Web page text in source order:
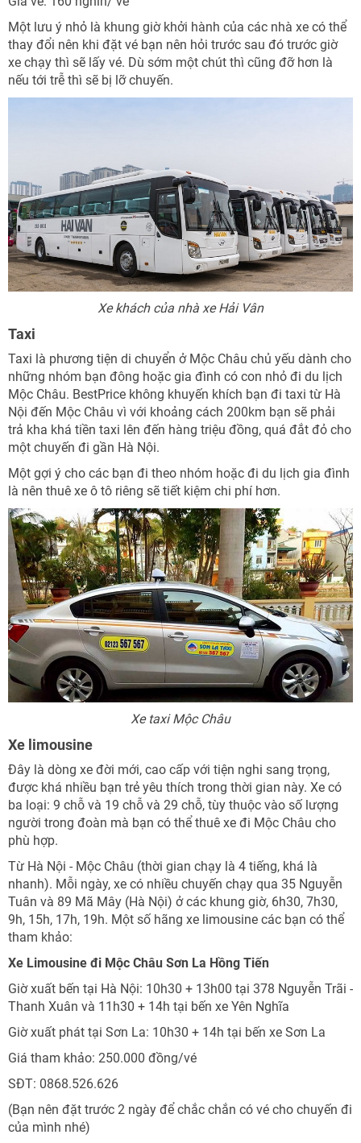
Một lưu ý nhỏ là khung giờ khởi hành của các nhà xe có thể
thay đổi nên khi đặt vé bạn nên hỏi trước sau đó trước giờ
xe chạy thì sẽ lấy vé. Dù sớm một chút thì cũng đỡ hơn là
nếu tới trễ thì sẽ bị lỡ chuyến.
Xe khách của nhà xe Hải Vân
Taxi
Taxi là phương tiện di chuyển ở Mộc Châu chủ yếu dành cho
những nhóm bạn đông hoặc gia đình có con nhỏ đi du lịch
Mộc Châu. BestPrice không khuyến khích bạn đi taxi từ Hà
Nội đến Mộc Châu vì với khoảng cách 200km bạn sẽ phải
trả kha khá tiền taxi lên đến hàng triệu đồng, quá đắt đỏ cho
một chuyến đi gần Hà Nội.
Một gợi ý cho các bạn đi theo nhóm hoặc đi du lịch gia đình
là nên thuê xe ô tô riêng sẽ tiết kiệm chi phí hơn.
Xe taxi Mộc Châu
Xe limousine
Đây là dòng xe đời mới, cao cấp với tiện nghi sang trọng,
được khá nhiều bạn trẻ yêu thích trong thời gian này. Xe có
ba loại: 9 chỗ và 19 chỗ và 29 chỗ, tùy thuộc vào số lượng
người trong đoàn mà bạn có thể thuê xe đi Mộc Châu cho
phù hợp.
Từ Hà Nội - Mộc Châu (thời gian chạy là 4 tiếng, khá là
nhanh). Mỗi ngày, xe có nhiều chuyến chạy qua 35 Nguyễn
Tuân và 89 Mã Mây (Hà Nội) ở các khung giờ, 6h30, 7h30,
9h, 15h, 17h, 19h. Một số hãng xe limousine các bạn có thể
tham khảo:
Xe Limousine đi Mộc Châu Sơn La Hồng Tiến
Giờ xuất bến tại Hà Nội: 10h30 + 13h00 tại 378 Nguyễn Trãi -
Thanh Xuân và 11h30 + 14h tại bến xe Yên Nghĩa
Giờ xuất phát tại Sơn La: 10h30 + 14h tại bến xe Sơn La
Giá tham khảo: 250.000 đồng/vé
SĐT: 0868.526.626
(Bạn nên đặt trước 2 ngày để chắc chắn có vé cho chuyến đi
của mình nhé)